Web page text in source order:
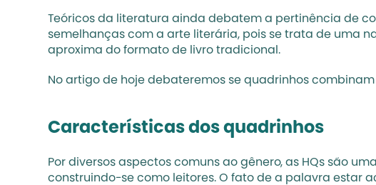
Teóricos da literatura ainda debatem a pertinência de
semelhanças com a arte literária, pois se trata de uma
aproxima do formato de livro tradicional.
No artigo de hoje debateremos se quadrinhos
Características dos quadrinhos
Por diversos aspectos comuns ao gênero, as HQs são
construindo-se como leitores. O fato de a palavra estar